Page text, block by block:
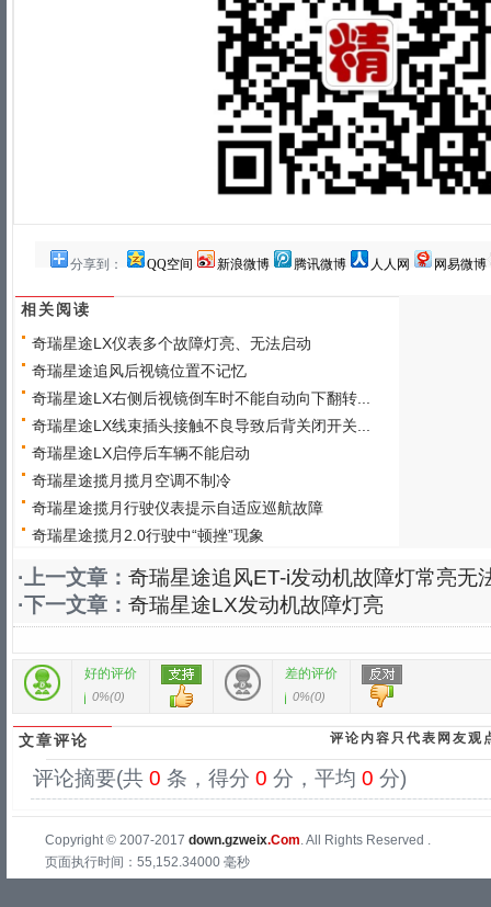
分享到： QQ空间 新浪微博 腾讯微博 人人网 网易微博
相关阅读
奇瑞星途LX仪表多个故障灯亮、无法启动
奇瑞星途追风后视镜位置不记忆
奇瑞星途LX右侧后视镜倒车时不能自动向下翻转...
奇瑞星途LX线束插头接触不良导致后背关闭开关...
奇瑞星途LX启停后车辆不能启动
奇瑞星途揽月揽月空调不制冷
奇瑞星途揽月行驶仪表提示自适应巡航故障
奇瑞星途揽月2.0行驶中“顿挫”现象
·上一文章： 奇瑞星途追风ET-i发动机故障灯常亮无
·下一文章： 奇瑞星途LX发动机故障灯亮
好的评价
0%(0)
差的评价
0%(0)
文章评论 评论内容只代表网友观
评论摘要(共 0 条，得分 0 分，平均 0 分)
Copyright © 2007-2017 down.gzweix.Com. All Rights Reserved .
页面执行时间：55,152.34000 毫秒